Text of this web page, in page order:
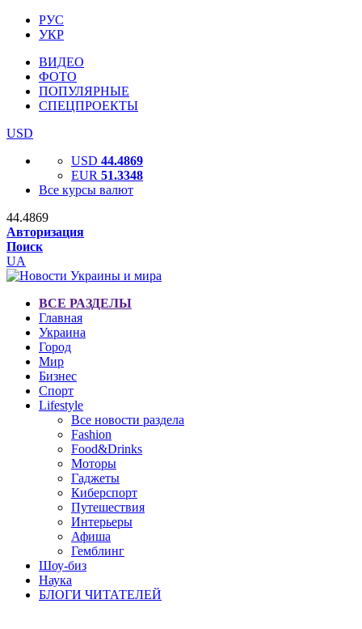
РУС
УКР
ВИДЕО
ФОТО
ПОПУЛЯРНЫЕ
СПЕЦПРОЕКТЫ
USD
USD 44.4869
EUR 51.3348
Все курсы валют
44.4869
Авторизация
Поиск
UA
ВСЕ РАЗДЕЛЫ
Главная
Украина
Город
Мир
Бизнес
Спорт
Lifestyle
Все новости раздела
Fashion
Food&Drinks
Моторы
Гаджеты
Киберспорт
Путешествия
Интерьеры
Афиша
Гемблинг
Шоу-биз
Наука
БЛОГИ ЧИТАТЕЛЕЙ